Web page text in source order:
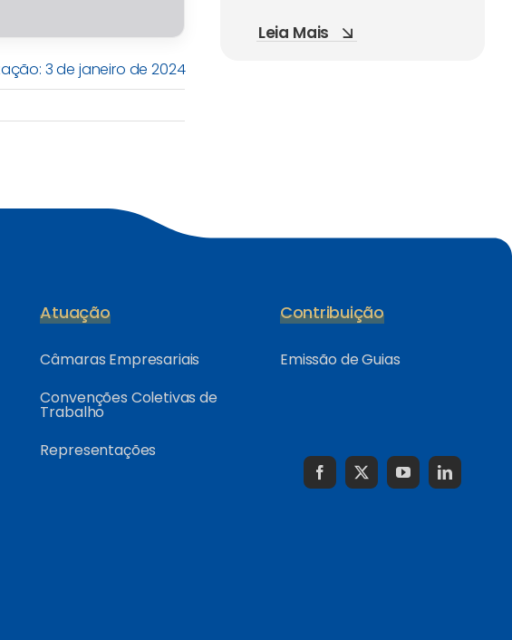
3 de janeiro de 2024
Leia Mais
Atuação
Câmaras Empresariais
Convenções Coletivas de
Trabalho
Representações
Contribuição
Emissão de Guias